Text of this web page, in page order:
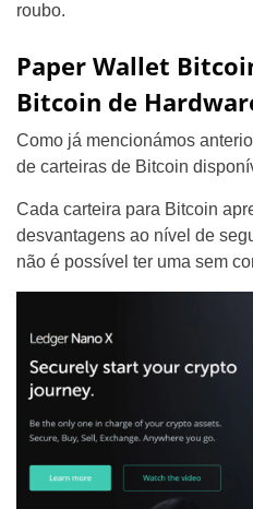
roubo.
Paper Wallet
Bitcoin de
Como já mencionámos
de carteiras de Bitcoin
Cada carteira para Bitcoin
desvantagens ao nível de
não é possível ter uma sem